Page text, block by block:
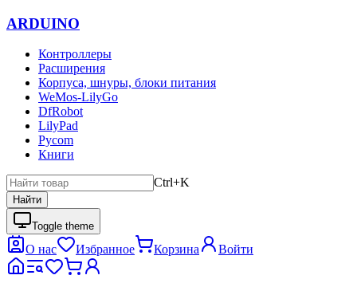
ARDUINO
Контроллеры
Расширения
Корпуса, шнуры, блоки питания
WeMos-LilyGo
DfRobot
LilyPad
Pycom
Книги
Ctrl+K
Найти
Toggle theme
О нас Избранное Корзина Войти